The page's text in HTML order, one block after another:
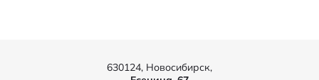
630124, Новосибирск,